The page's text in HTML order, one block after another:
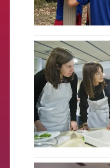
FCB Barcelona badge